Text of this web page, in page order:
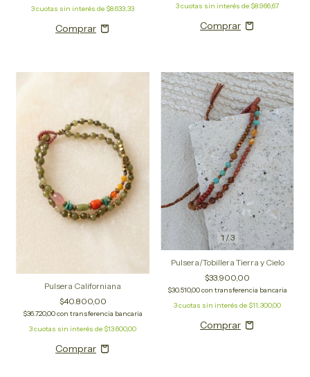
3cuotas sin interés de $8.633,33
3cuotas sin interés de $8.966,67
Pulsera Californiana
$40.800,00
$36.720,00con transferencia bancaria
3cuotas sin interés de $13.600,00
1/3
Pulsera/Tobillera Tierra y Cielo
$33.900,00
$30.510,00con transferencia bancaria
3cuotas sin interés de $11.300,00